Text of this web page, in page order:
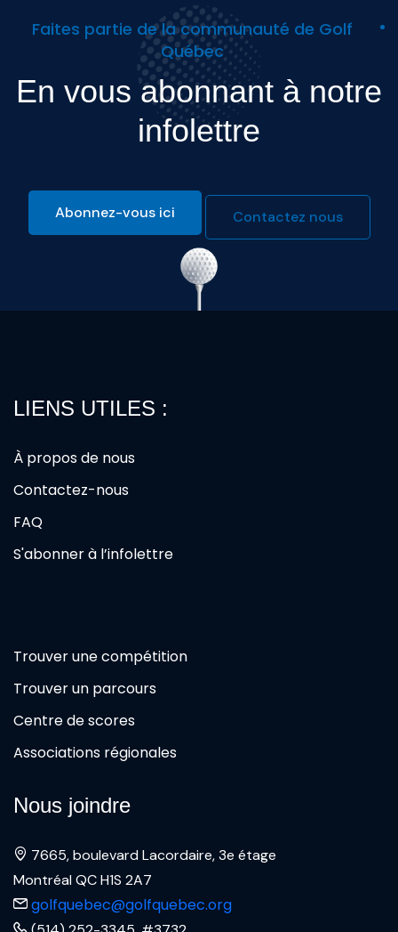
Faites partie de la communauté de Golf
Québec
En vous abonnant à notre
infolettre
Abonnez-vous ici Contactez nous
LIENS UTILES :
À propos de nous
Contactez-nous
FAQ
S'abonner à l’infolettre
Trouver une compétition
Trouver un parcours
Centre de scores
Associations régionales
Nous joindre
7665, boulevard Lacordaire, 3e étage
Montréal QC H1S 2A7
golfquebec@golfquebec.org